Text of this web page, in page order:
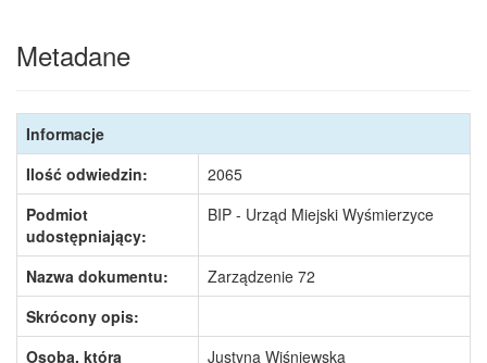
Metadane
Informacje
Ilość odwiedzin:
2065
Podmiot
udostępniający:
BIP - Urząd Miejski Wyśmierzyce
Nazwa dokumentu:
Zarządzenie 72
Skrócony opis:
Osoba, która
Justyna Wiśniewska